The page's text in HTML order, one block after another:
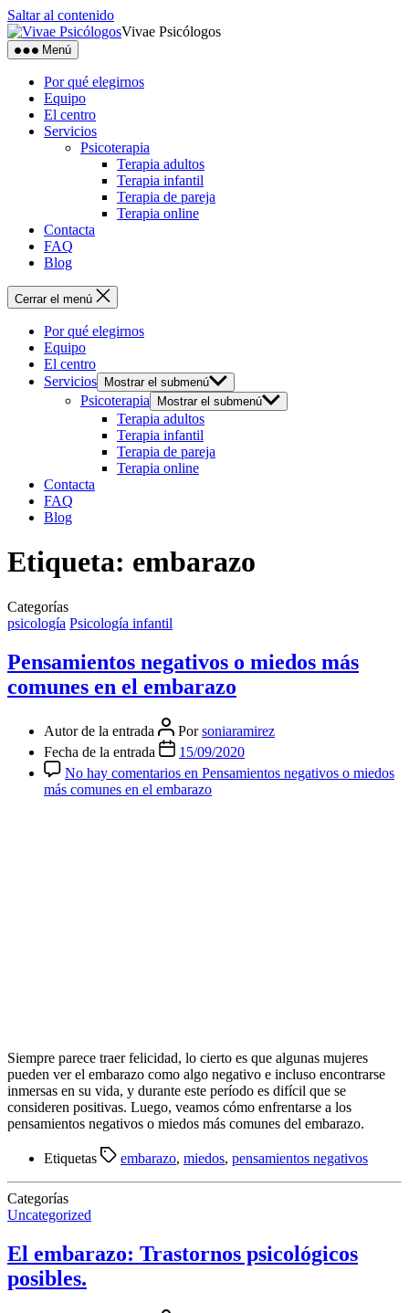
Saltar al contenido
Vivae Psicólogos
Menú
Por qué elegirnos
Equipo
El centro
Servicios
Psicoterapia
Terapia adultos
Terapia infantil
Terapia de pareja
Terapia online
Contacta
FAQ
Blog
Cerrar el menú
Por qué elegirnos
Equipo
El centro
Servicios
Mostrar el submenú
Psicoterapia Mostrar el submenú
Terapia adultos
Terapia infantil
Terapia de pareja
Terapia online
Contacta
FAQ
Blog
Etiqueta: embarazo
Categorías
psicología Psicología infantil
Pensamientos negativos o miedos más
comunes en el embarazo
Autor de la entrada Porsoniaramirez
Fecha de la entrada
15/09/2020
No hay comentarios en Pensamientos negativos o miedos
más comunes en el embarazo
Siempre parece traer felicidad, lo cierto es que algunas mujeres
pueden ver el embarazo como algo negativo e incluso encontrarse
inmersas en su vida, y durante este período es difícil que se
consideren positivas. Luego, veamos cómo enfrentarse a los
pensamientos negativos o miedos más comunes del embarazo.
Etiquetas embarazo, miedos, pensamientos negativos
Categorías
Uncategorized
El embarazo: Trastornos psicológicos
posibles.